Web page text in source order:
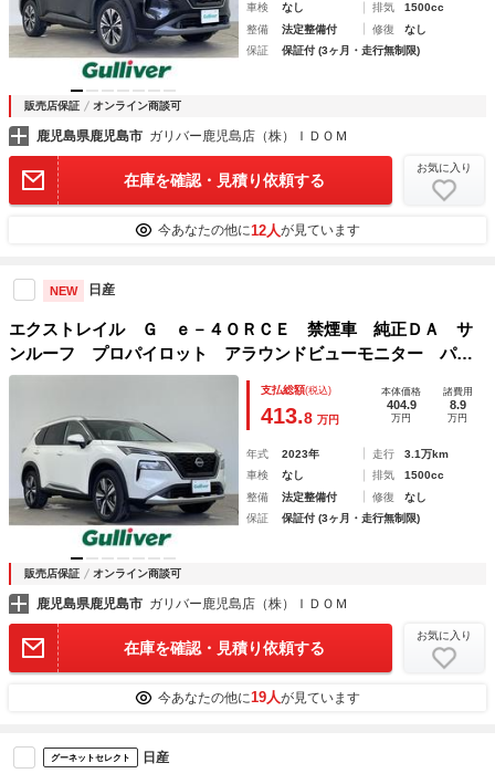
車検
なし 排気
1500cc
整備
法定整備付 修復
なし
保証
保証付 (3ヶ月・走行無制限)
販売店保証 オンライン商談可
鹿児島県鹿児島市 ガリバー鹿児島店（株）ＩＤＯＭ
在庫を確認・見積り依頼する
お気に入り
今あなたの他に12人が見ています
NEW 日産
エクストレイル Ｇ ｅ－４ＯＲＣＥ 禁煙車 純正ＤＡ サ
ンルーフ プロパイロット アラウンドビューモニター パー
キングアシスト ブラインドスポットモニター デジタルイン
ナーミラー 電動パーキングブレーキ オートブレーキホール
ド ＥＴＣ
支払総額(税込)
413.8 万円
本体価格
404.9
万円
諸費用
8.9
万円
年式 2023年 走行
3.1万km
車検
なし 排気
1500cc
整備
法定整備付 修復
なし
保証
保証付 (3ヶ月・走行無制限)
販売店保証 オンライン商談可
鹿児島県鹿児島市 ガリバー鹿児島店（株）ＩＤＯＭ
在庫を確認・見積り依頼する
お気に入り
今あなたの他に19人が見ています
グーネットセレクト 日産